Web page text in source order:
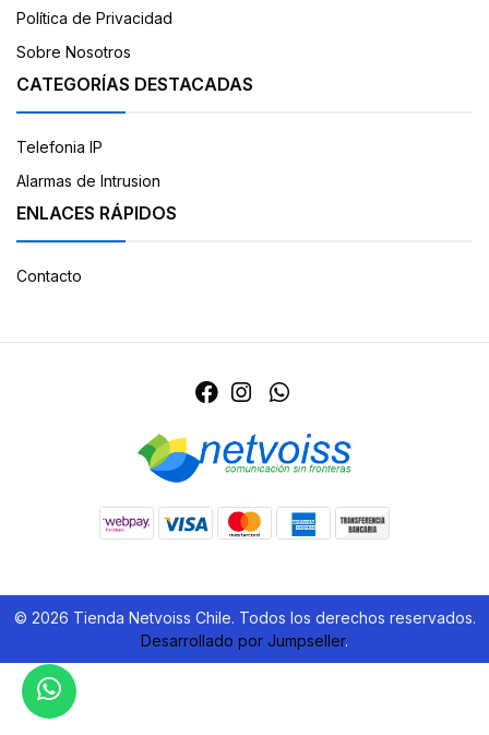
Política de Privacidad
Sobre Nosotros
CATEGORÍAS DESTACADAS
Telefonia IP
Alarmas de Intrusion
ENLACES RÁPIDOS
Contacto
© 2026 Tienda Netvoiss Chile. Todos los derechos reservados.
Desarrollado por Jumpseller.